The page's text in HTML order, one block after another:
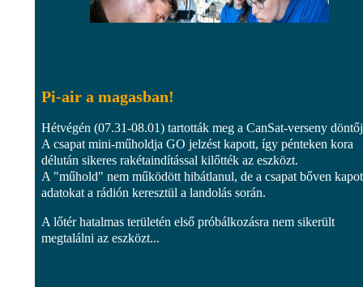
Pi-air a magasban!
Hétvégén (07.31-08.01) tartották meg a CanSat-verseny
A csapat mini-műholdja GO jelzést kapott, így pénteken kora
délután sikeres rakétaindítással kilőtték az eszközt.
A "műhold" nem működött hibátlanul, de a csapat bőven
adatokat a rádión keresztül a landolás során.
A lőtér hatalmas területén első próbálkozásra nem sikerült
megtalálni az eszközt...